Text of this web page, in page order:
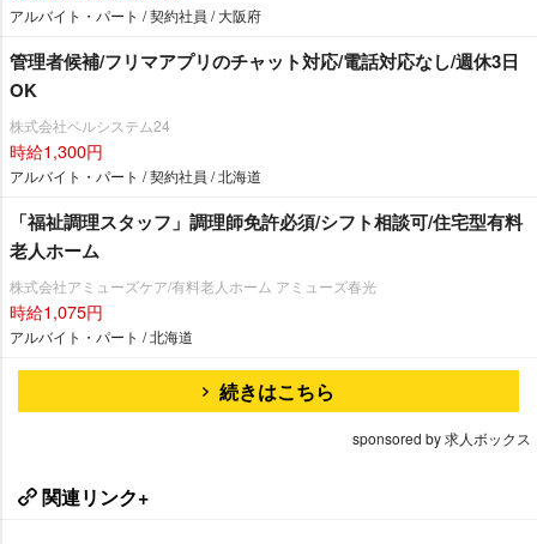
アルバイト・パート / 契約社員 / 大阪府
管理者候補/フリマアプリのチャット対応/電話対応なし/週休3日
OK
株式会社ベルシステム24
時給1,300円
アルバイト・パート / 契約社員 / 北海道
「福祉調理スタッフ」調理師免許必須/シフト相談可/住宅型有料
老人ホーム
株式会社アミューズケア/有料老人ホーム アミューズ春光
時給1,075円
アルバイト・パート / 北海道
続きはこちら
sponsored by 求人ボックス
関連リンク+